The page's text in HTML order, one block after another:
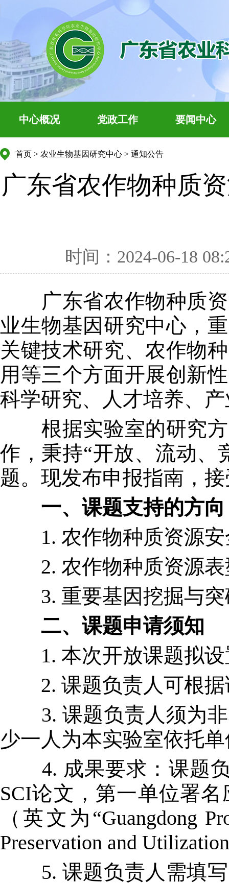
中心概况 党政工作 要闻中心
首页 > 农业生物基因研究中心 > 通知公告
广东省农作物种质
时间：2024-06-18
广东省农作物种质资
业生物基因研究中心，
关键技术研究、农作物
用等三个方面开展创新
科学研究、人才培养、
根据实验室的研究方
作，秉持“开放、流动、
题。现发布申报指南，
一、 课题支持的方向
1. 农作物种质资源安
2. 农作物种质资源表
3. 重要基因挖掘与突
二、 课题申请须知
1. 本次开放课题拟设
2. 课题负责人可根据
3. 课题负责人须为非
少一人为本实验室依托
4. 成果要求：课题负
SCI论文，第一单位署
（英文为“Guangdong
Preservation and
5. 课题负责人需填写